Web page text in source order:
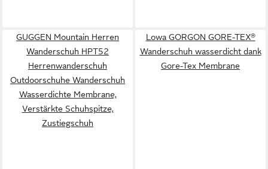
GUGGEN Mountain Herren
Wanderschuh HPT52
Herrenwanderschuh
Outdoorschuhe Wanderschuh
Wasserdichte Membrane,
Verstärkte Schuhspitze,
Zustiegschuh
Lowa GORGON GORE-TEX®
Wanderschuh wasserdicht dank
Gore-Tex Membrane